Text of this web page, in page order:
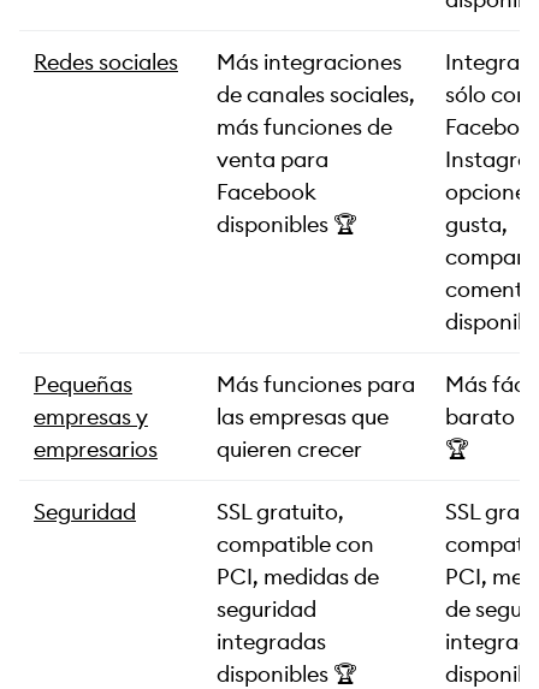
Redes sociales
Más integraciones
de canales sociales,
más funciones de
venta para
Facebook
disponibles 🏆
sólo con
gusta,
Pequeñas
empresas y
empresarios
Más funciones para
las empresas que
quieren crecer
Más
barato
🏆
Seguridad
SSL gratuito,
compatible con
PCI, medidas de
seguridad
integradas
disponibles 🏆
SSL
PCI,
de